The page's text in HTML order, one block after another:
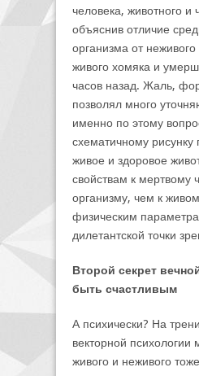
человека, животного и
объяснив отличие
организма от
живого хомяка и
часов назад. Жаль,
позволял много
именно по этому
схематичному рисунку
живое и здоровое
свойствам к мертвому
организму, чем к
физическим
дилетантской точки
Второй секрет
быть счастливым
А психически? На
векторной психологии
живого и неживого